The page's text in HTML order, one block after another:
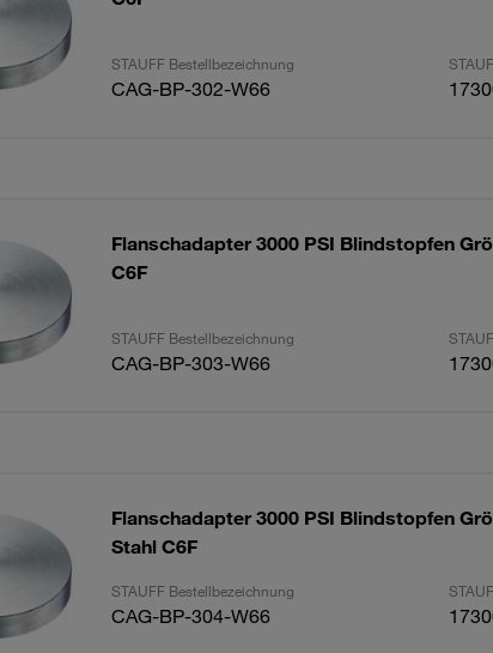
STAUFF Bestellbezeichnung
CAG-BP-302-W66
Flanschadapter 3000 PSI Blindstopfen
C6F
STAUFF Bestellbezeichnung
CAG-BP-303-W66
Flanschadapter 3000 PSI Blindstopfen
Stahl C6F
STAUFF Bestellbezeichnung
CAG-BP-304-W66